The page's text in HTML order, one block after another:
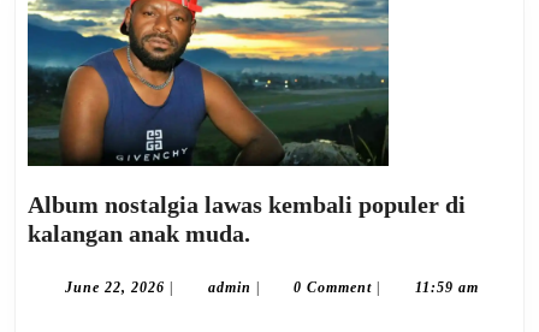
Album nostalgia lawas kembali populer di
kalangan anak muda.
lawas
June 22, 2026 June
admin admin 0 Comment 11:59 am